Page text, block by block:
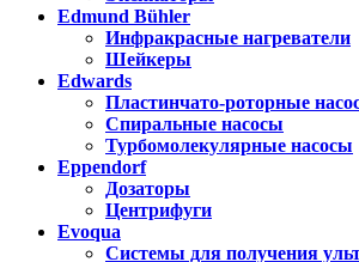
Edmund Bühler
Инфракрасные нагреватели
Шейкеры
Edwards
Пластинчато-роторные
Спиральные насосы
Турбомолекулярные насосы
Eppendorf
Дозаторы
Центрифуги
Evoqua
Системы для получения